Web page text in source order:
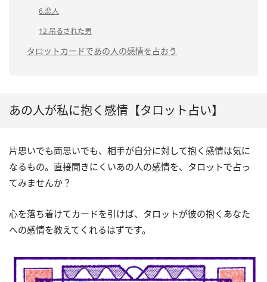
6.恋人
12.吊るされた男
タロットカードであの人の感情を占おう
あの人が私に抱く感情【タロット占い】
片思いでも両思いでも、相手が自分に対して抱く感情は気に
なるもの。直接聞きにくいあの人の感情を、タロットで占っ
てみませんか？
心を落ち着けてカードを引けば、タロットが彼の抱くあなた
への感情を教えてくれるはずです。